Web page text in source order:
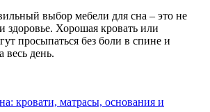
выбор мебели для сна – это не
здоровье. Хорошая кровать или
просыпаться без боли в спине и
весь день.
кровати, матрасы, основания и